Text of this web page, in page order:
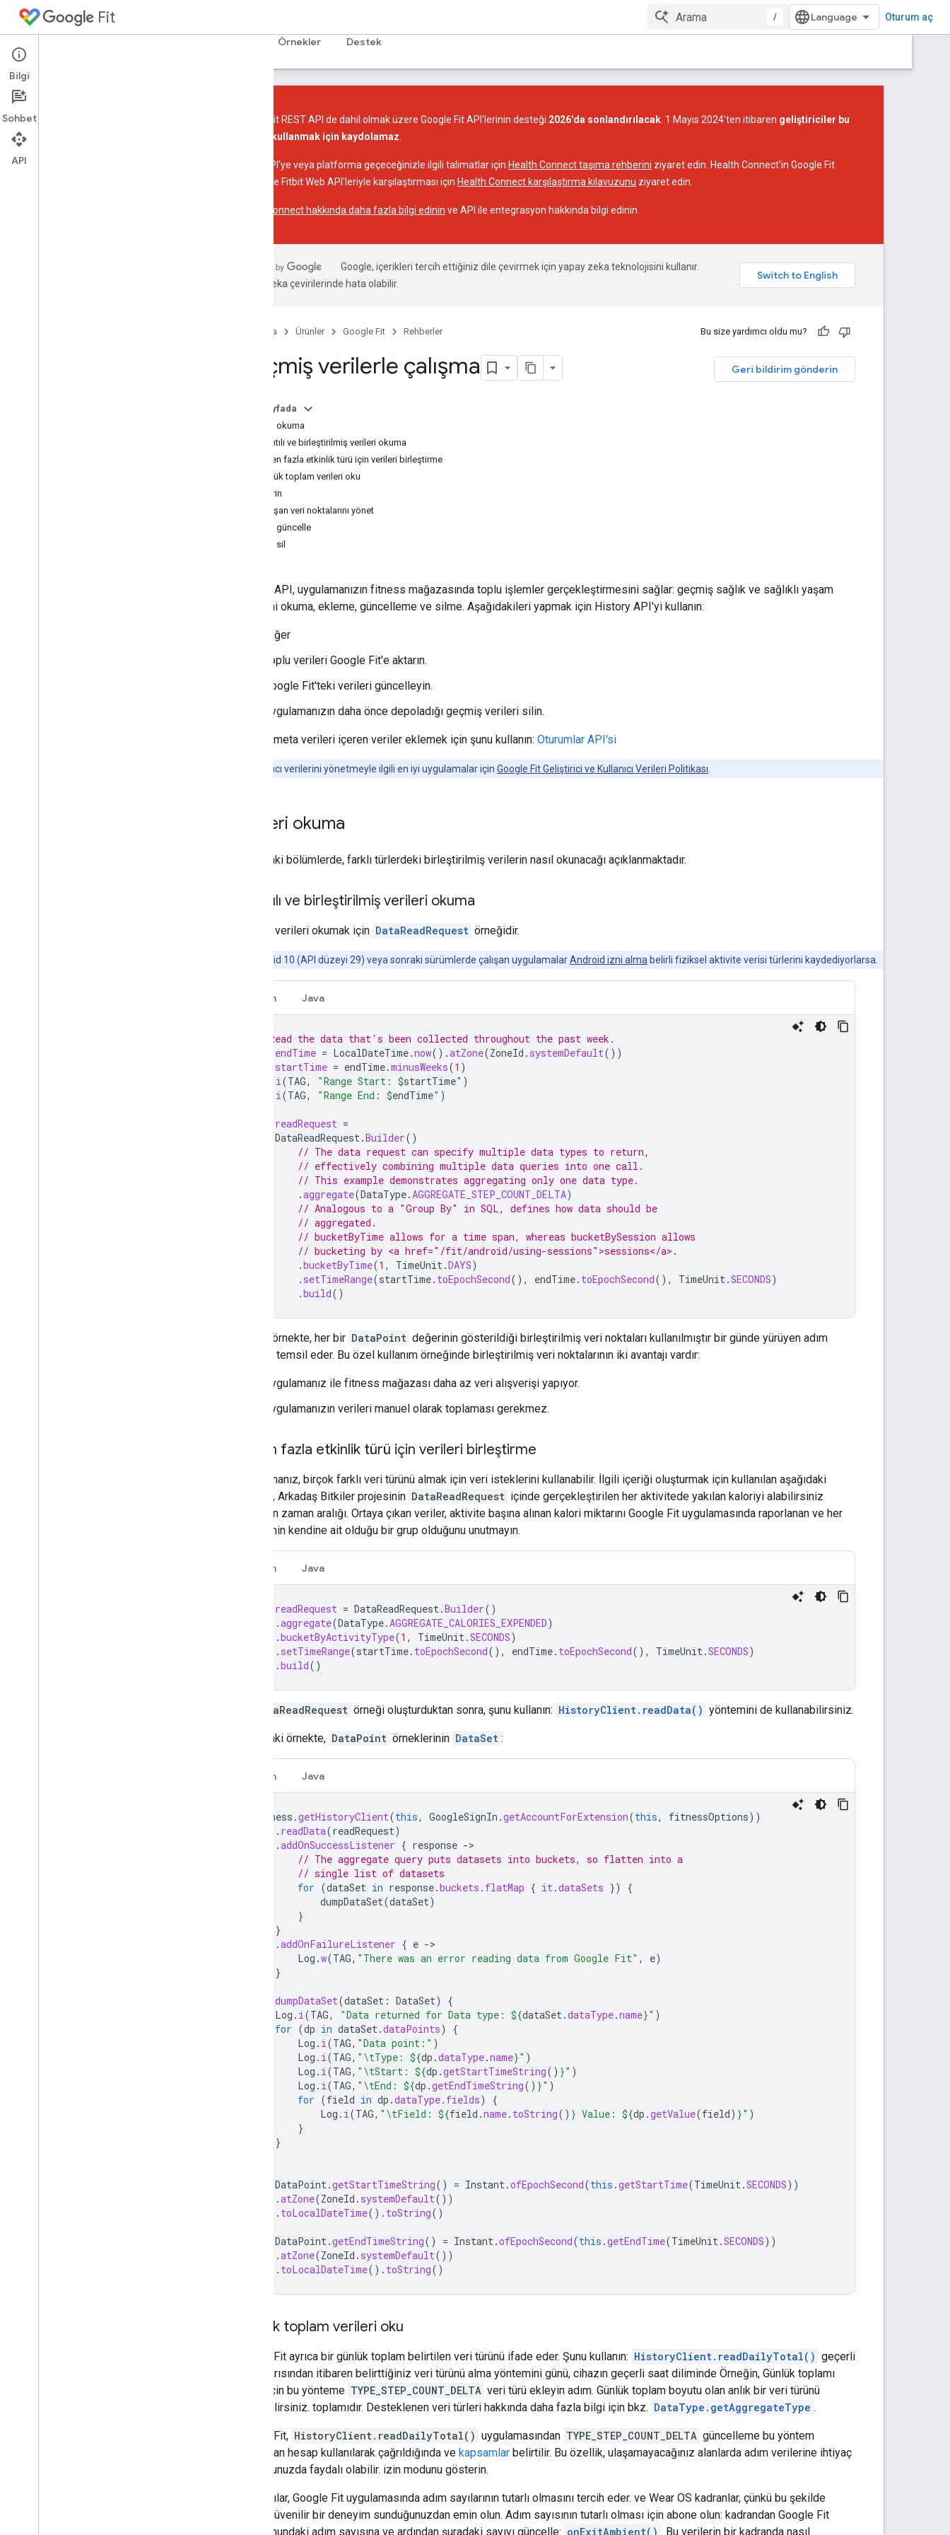
Fit / Oturum aç
Örnekler Destek
Giriş
Platforma genel bakış
Google Fit REST API de dahil olmak üzere Google Fit API'lerinin desteği 2026'da sonlandırılacak . 1 Mayıs 2024'ten itibaren geliştiriciler bu
API'leri kullanmak için kaydolamaz
Hangi API'ye veya platforma geçeceğinizle ilgili talimatlar için Health Connect taşıma rehberini ziyaret edin. Health Connect'in Google Fit
API'leri ve Fitbit Web API'leriyle karşılaştırması için Health Connect karşılaştırma kılavuzunu ziyaret edin.
Health Connect hakkında daha fazla bilgi edinin ve API ile entegrasyon hakkında bilgi edinin.
Google, içerikleri tercih ettiğiniz dile çevirmek için yapay zeka teknolojisini kullanır.
Yapay zeka çevirilerinde hata olabilir.
Ana Sayfa Ürünler Google Fit Rehberler Bu size yardımcı oldu mu?
Geri bildirim gönderin
Geçmiş verilerle çalışma
Bu sayfada
Verileri okuma
Ayrıntılı ve birleştirilmiş verileri okuma
Birden fazla etkinlik türü için verileri birleştirme
Günlük toplam verileri oku
Veri girin
Çakışan veri noktalarını yönet
Verileri güncelle
Verileri sil
History API, uygulamanızın fitness mağazasında toplu işlemler gerçekleştirmesini sağlar: geçmiş sağlık ve sağlıklı yaşam
verilerini okuma, ekleme, güncelleme ve silme. Aşağıdakileri yapmak için History API'yi kullanın:
Diğer
Toplu verileri Google Fit'e aktarın.
Google Fit'teki verileri güncelleyin.
Uygulamanızın daha önce depoladığı geçmiş verileri silin.
Oturum meta verileri içeren veriler eklemek için şunu kullanın: Oturumlar API'si
Kullanıcı verilerini yönetmeyle ilgili en iyi uygulamalar için Google Fit Geliştirici ve Kullanıcı Verileri Politikası
Verileri okuma
Aşağıdaki bölümlerde, farklı türlerdeki birleştirilmiş verilerin nasıl okunacağı açıklanmaktadır.
Ayrıntılı ve birleştirilmiş verileri okuma
Geçmiş verileri okumak için DataReadRequest örneğidir.
Android 10 (API düzeyi 29) veya sonraki sürümlerde çalışan uygulamalarAndroid izni alma belirli fiziksel aktivite verisi türlerini kaydediyorlarsa.
Kotlin Java
// Read the data that's been collected throughout the past week.
endTime = LocalDateTime.now().atZone(ZoneId . systemDefault())
startTime = endTime.minusWeeks(1 )
i(TAG, "Range Start: $startTime" )
i(TAG, "Range End: $endTime" )
readRequest =
DataReadRequest.Builder()
// The data request can specify multiple data types to return,
// effectively combining multiple data queries into one call.
// This example demonstrates aggregating only one data type.
.aggregate(DataType.AGGREGATE_STEP_COUNT_DELTA)
// Analogous to a "Group By" in SQL, defines how data should be
// aggregated.
// bucketByTime allows for a time span, whereas bucketBySession allows
// bucketing by <a href="/fit/android/using-sessions">sessions</a>.
.bucketByTime(1 , TimeUnit.DAYS)
. setTimeRange(startTime. toEpochSecond(), endTime. toEpochSecond(), TimeUnit.SECONDS)
.build()
Önceki örnekte, her bir DataPoint değerinin gösterildiği birleştirilmiş veri noktaları kullanılmıştır bir günde yürüyen adım
sayısını temsil eder. Bu özel kullanım örneğinde birleştirilmiş veri noktalarının iki avantajı vardır:
Uygulamanız ile fitness mağazası daha az veri alışverişi yapıyor.
Uygulamanızın verileri manuel olarak toplaması gerekmez.
Birden fazla etkinlik türü için verileri birleştirme
Uygulamanız, birçok farklı veri türünü almak için veri isteklerini kullanabilir. İlgili içeriği oluşturmak için kullanılan aşağıdaki
örnekte, Arkadaş Bitkiler projesinin DataReadRequest içinde gerçekleştirilen her aktivitede yakılan kaloriyi alabilirsiniz
belirtilen zaman aralığı. Ortaya çıkan veriler, aktivite başına alınan kalori miktarını Google Fit uygulamasında raporlanan ve her
aktivitenin kendine ait olduğu bir grup olduğunu unutmayın.
Kotlin Java
readRequest = DataReadRequest.Builder()
.aggregate(DataType.AGGREGATE_CALORIES_EXPENDED)
.bucketByActivityType(1 , TimeUnit.SECONDS)
. setTimeRange(startTime. toEpochSecond(), endTime. toEpochSecond(), TimeUnit.SECONDS)
.build()
DataReadRequest örneği oluşturduktan sonra, şunu kullanın: HistoryClient.readData() yöntemini de kullanabilirsiniz.
Aşağıdaki örnekte, DataPoint örneklerinin DataSet :
Kotlin Java
Fitness .getHistoryClient(this, GoogleSignIn .getAccountForExtension(this, fitnessOptions))
. readData(readRequest)
.addOnSuccessListener { response -
// The aggregate query puts datasets into buckets, so flatten into a
// single list of datasets
for (dataSet in response.buckets . flatMap { it.dataSets })
{
dumpDataSet(dataSet)
}
}
.addOnFailureListener { e -
Log .w(TAG, "There was an error reading data from Google Fit" , e)
}
dumpDataSet(dataSet : DataSet)
{
Log . i(TAG, "Data returned for Data type: ${dataSet.dataType.name}" )
for (dp in dataSet.dataPoints)
{
Log . i(TAG, "Data point:" )
Log . i(TAG, "\tType: ${dp .dataType.name}" )
Log . i(TAG, "\tStart: ${dp .getStartTimeString() }" )
Log . i(TAG, "\tEnd: ${dp .getEndTimeString() }" )
for (field in dp .dataType. fields)
{
Log . i(TAG, "\tField: ${field .name. toString() } Value: ${dp .getValue(field) }" )
}
}
DataPoint.getStartTimeString() = Instant.ofEpochSecond(this .getStartTime(TimeUnit.SECONDS))
.atZone(ZoneId . systemDefault())
. toLocalDateTime(). toString()
DataPoint.getEndTimeString() = Instant.ofEpochSecond(this .getEndTime(TimeUnit.SECONDS))
.atZone(ZoneId . systemDefault())
. toLocalDateTime(). toString()
Günlük toplam verileri oku
Google Fit ayrıca bir günlük toplam belirtilen veri türünü ifade eder. Şunu kullanın: HistoryClient.readDailyTotal() geçerli
gece yarısından itibaren belirttiğiniz veri türünü alma yöntemini günü, cihazın geçerli saat diliminde Örneğin, Günlük toplamı
almak için bu yönteme TYPE_STEP_COUNT_DELTA veri türü ekleyin adım. Günlük toplam boyutu olan anlık bir veri türünü
aktarabilirsiniz. toplamıdır. Desteklenen veri türleri hakkında daha fazla bilgi için bkz. DataType.getAggregateType .
Google Fit, HistoryClient.readDailyTotal() uygulamasından TYPE_STEP_COUNT_DELTA güncelleme bu yöntem
varsayılan hesap kullanılarak çağrıldığında ve kapsamlar belirtilir. Bu özellik, ulaşamayacağınız alanlarda adım verilerine ihtiyaç
duyduğunuzda faydalı olabilir. izin modunu gösterin.
Kullanıcılar, Google Fit uygulamasında adım sayılarının tutarlı olmasını tercih eder. ve Wear OS kadranlar, çünkü bu şekilde
onlara güvenilir bir deneyim sunduğunuzdan emin olun. Adım sayısının tutarlı olması için abone olun: kadrandan Google Fit
platformundaki adım sayısına ve ardından şuradaki sayıyı güncelle: onExitAmbient() . Bu verilerin bir kadranda nasıl
Bilgi
Sohbet
API